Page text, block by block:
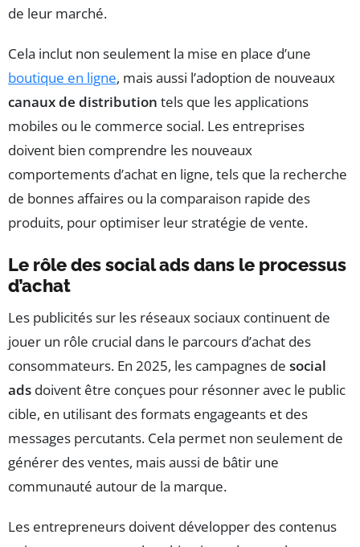
de leur marché.
Cela inclut non seulement la mise en place d’une
boutique en ligne, mais aussi l’adoption de nouveaux
canaux de distribution tels que les applications
mobiles ou le commerce social. Les entreprises
doivent bien comprendre les nouveaux
comportements d’achat en ligne, tels que la recherche
de bonnes affaires ou la comparaison rapide des
produits, pour optimiser leur stratégie de vente.
Le rôle des social ads dans le processus
d’achat
Les publicités sur les réseaux sociaux continuent de
jouer un rôle crucial dans le parcours d’achat des
consommateurs. En 2025, les campagnes de social
ads doivent être conçues pour résonner avec le public
cible, en utilisant des formats engageants et des
messages percutants. Cela permet non seulement de
générer des ventes, mais aussi de bâtir une
communauté autour de la marque.
Les entrepreneurs doivent développer des contenus